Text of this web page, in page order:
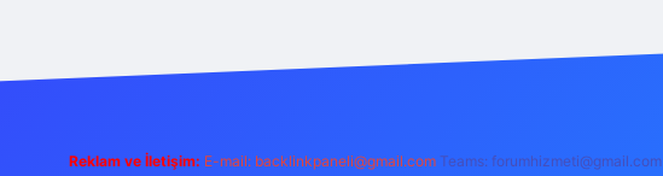
Reklam ve İletişim: E-mail: backlinkpaneli@gmail.com Teams: forumhizmeti@gmail.com